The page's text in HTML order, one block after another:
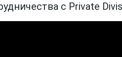
с Private